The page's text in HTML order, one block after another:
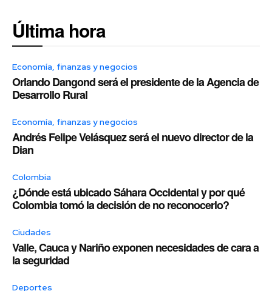
Última hora
Economía, finanzas y negocios
Orlando Dangond será el presidente de la Agencia de
Desarrollo Rural
Economía, finanzas y negocios
Andrés Felipe Velásquez será el nuevo director de la
Dian
Colombia
¿Dónde está ubicado Sáhara Occidental y por qué
Colombia tomó la decisión de no reconocerlo?
Ciudades
Valle, Cauca y Nariño exponen necesidades de cara a
la seguridad
Deportes